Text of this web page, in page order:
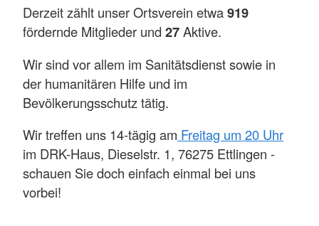
Derzeit zählt unser Ortsverein etwa919
fördernde Mitglieder und 27Aktive.
Wir sind vor allem im Sanitätsdienst sowie in
der humanitären Hilfe und im
Bevölkerungsschutz tätig.
Wir treffen uns 14-tägig am Freitag um 20 Uhr
im DRK-Haus, Dieselstr. 1, 76275 Ettlingen -
schauen Sie doch einfach einmal bei uns
vorbei!